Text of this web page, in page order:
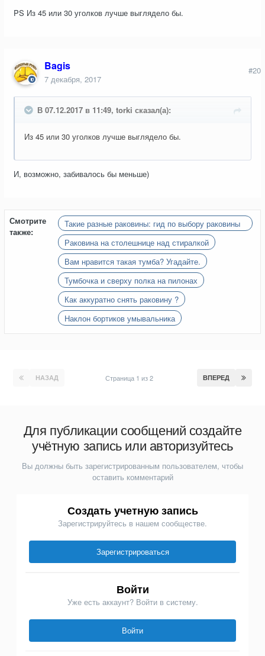
PS Из 45 или 30 уголков лучше выглядело бы.
Bagis
7 декабря, 2017
#20
В 07.12.2017 в 11:49, torki сказал(а):
Из 45 или 30 уголков лучше выглядело бы.
И, возможно, забивалось бы меньше)
Смотрите
также:
Такие разные раковины: гид по выбору раковины
в ванную
Раковина на столешнице над стиралкой
Вам нравится такая тумба? Угадайте.
Тумбочка и сверху полка на пилонах
Как аккуратно снять раковину ?
Наклон бортиков умывальника
НАЗАД ВПЕРЕД
Страница 1 из 2
Для публикации сообщений создайте
учётную запись или авторизуйтесь
Вы должны быть зарегистрированным пользователем, чтобы
оставить комментарий
Создать учетную запись
Зарегистрируйтесь в нашем сообществе.
Зарегистрироваться
Войти
Уже есть аккаунт? Войти в систему.
Войти